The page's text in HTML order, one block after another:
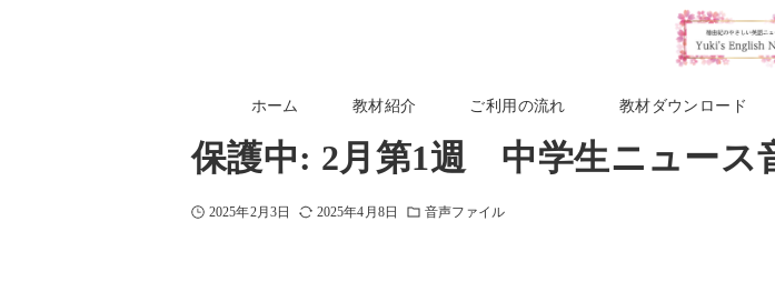
ホーム 教材紹介 ご利用の流れ 教材ダウンロード
保護中: 2月第1週 中学生ニュー
2025年2月3日 2025年4月8日 音声ファイル